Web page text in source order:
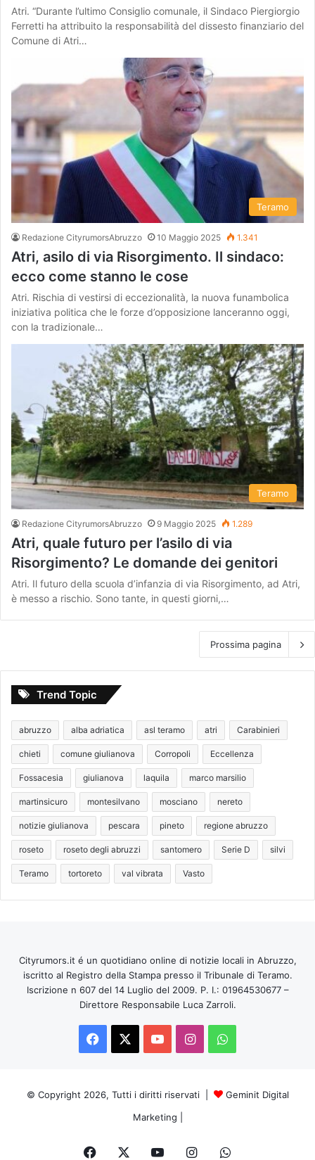
Atri. “Durante l’ultimo Consiglio comunale, il Sindaco Piergiorgio
Ferretti ha attribuito la responsabilità del dissesto finanziario del
Comune di Atri…
Teramo
Redazione CityrumorsAbruzzo 10 Maggio 2025 1.341
Atri, asilo di via Risorgimento. Il sindaco:
ecco come stanno le cose
Atri. Rischia di vestirsi di eccezionalità, la nuova funambolica
iniziativa politica che le forze d’opposizione lanceranno oggi,
con la tradizionale…
Teramo
Redazione CityrumorsAbruzzo 9 Maggio 2025 1.289
Atri, quale futuro per l’asilo di via
Risorgimento? Le domande dei genitori
Atri. Il futuro della scuola d’infanzia di via Risorgimento, ad Atri,
è messo a rischio. Sono tante, in questi giorni,…
Prossima pagina
Trend Topic
abruzzo alba adriatica asl teramo atri Carabinieri
chieti comune giulianova Corropoli Eccellenza
Fossacesia giulianova laquila marco marsilio
martinsicuro montesilvano mosciano nereto
notizie giulianova pescara pineto regione abruzzo
roseto roseto degli abruzzi santomero Serie D silvi
Teramo tortoreto val vibrata Vasto
Cityrumors.it é un quotidiano online di notizie locali in Abruzzo,
iscritto al Registro della Stampa presso il Tribunale di Teramo.
Iscrizione n 607 del 14 Luglio del 2009. P. I.: 01964530677 –
Direttore Responsabile Luca Zarroli.
Facebook
You InstagramWhatsApp
© Copyright 2026, Tutti i diritti riservati |
Geminit Digital
Marketing
Facebook InstagramWhatsApp